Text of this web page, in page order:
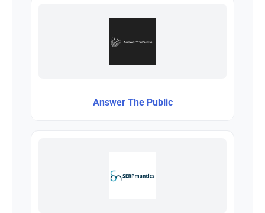
Answer The Public